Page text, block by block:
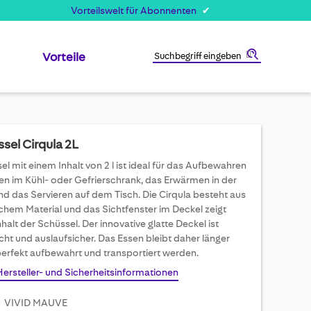
Vorteilswelt für Abonnenten
Vorteile
Cirqula 2L
mit einem Inhalt von 2 l ist ideal für das Aufbewahren
im Kühl- oder Gefrierschrank, das Erwärmen in der
das Servieren auf dem Tisch. Die Cirqula besteht aus
Material und das Sichtfenster im Deckel zeigt
der Schüssel. Der innovative glatte Deckel ist
und auslaufsicher. Das Essen bleibt daher länger
aufbewahrt und transportiert werden.
und Sicherheitsinformationen
VIVID MAUVE